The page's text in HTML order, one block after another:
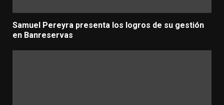
Samuel Pereyra presenta los logros de su gestión
en Banreservas